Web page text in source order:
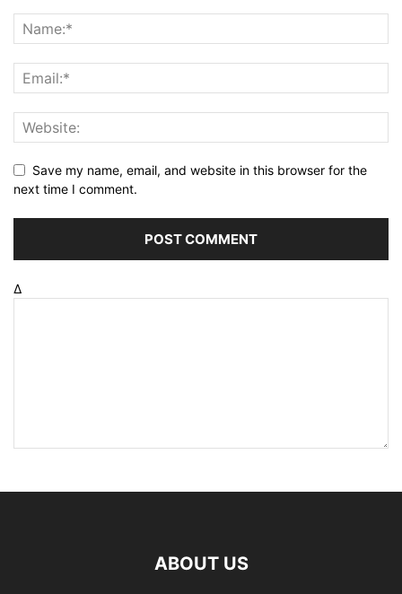
Save my name, email, and website in this browser for the
next time I comment.
Δ
ABOUT US